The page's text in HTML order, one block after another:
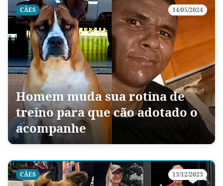
CÃES 14/05/2024
Homem muda sua rotina de
treino para que cão adotado o
acompanhe
CÃES 13/12/2023